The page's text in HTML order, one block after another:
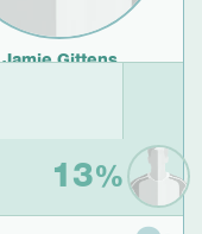
Jamie Gittens
13%